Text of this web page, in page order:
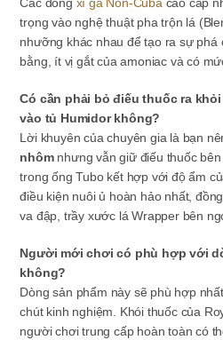
Các dòng xì gà Non-Cubacao cấp
trọng vào nghệ thuật pha trộn lá
nhưỡng khác nhau để tạo ra sự phá
bằng, ít vị gắt của amoniac và có
Có cần phải bỏ điếu thuốc ra
vào tủ Humidor không?
Lời khuyên của chuyên gia là bạn
nhômnhưng vẫn giữ điếu thuốc
trong ống Tubo kết hợp với độ ẩm
điều kiện nuôi ủ hoàn hảo nhất,
va đập, trầy xước lá Wrapper bên
Người mới chơi có phù hợp với
không?
Dòng sản phẩm này sẽ phù hợp
chút kinh nghiệm. Khói thuốc của
người chơi trung cấp hoàn toàn có